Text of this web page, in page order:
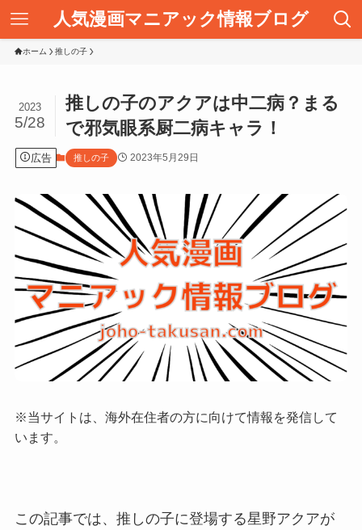
人気漫画マニアック情報ブログ
ホーム 推しの子
推しの子のアクアは中二病？まる
で邪気眼系厨二病キャラ！
2023
5/28
広告 推しの子 2023年5月29日
※当サイトは、海外在住者の方に向けて情報を発信して
います。
この記事では、推しの子に登場する星野アクアが